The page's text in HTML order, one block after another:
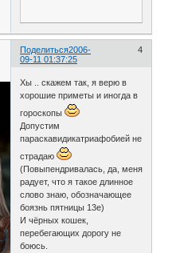
Поделиться 4
2006-
09-11 01:37:25
Хы .. скажем так, я верю в
хорошие приметы и иногда в
гороскопы
Допустим
параскавидикатриафобией не
страдаю
(Повыпендривалась, да, меня
радует, что я такое длинное
слово знаю, обозначающее
боязнь пятницы 13е)
И чёрных кошек,
перебегающих дорогу не
боюсь.